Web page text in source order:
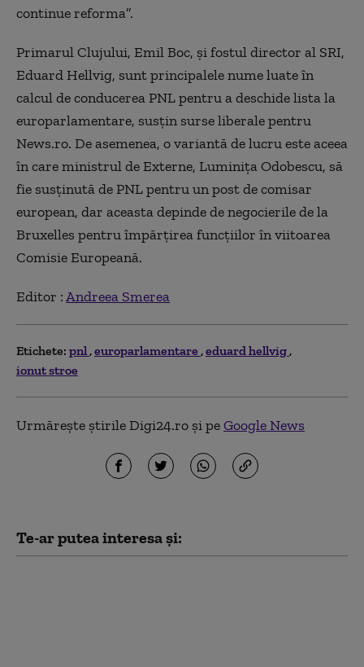
continue reforma”.
Primarul Clujului, Emil Boc, şi fostul director al SRI,
Eduard Hellvig, sunt principalele nume luate în
calcul de conducerea PNL pentru a deschide lista la
europarlamentare, susţin surse liberale pentru
News.ro. De asemenea, o variantă de lucru este aceea
în care ministrul de Externe, Luminiţa Odobescu, să
fie susţinută de PNL pentru un post de comisar
european, dar aceasta depinde de negocierile de la
Bruxelles pentru împărţirea funcţiilor în viitoarea
Comisie Europeană.
Editor :Andreea Smerea
Etichete: pnl europarlamentare eduard hellvig
ionut stroe
Urmărește știrile Digi24.ro și peGoogle News
Te-ar putea interesa și: